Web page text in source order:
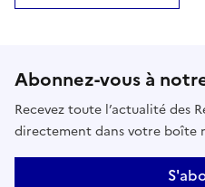
Abonnez-vous à
Recevez toute l’actualité des
directement dans votre boîte